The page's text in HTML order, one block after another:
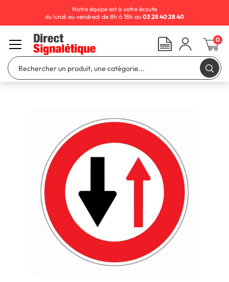
Notre équipe est à votre écoute
du lundi au vendredi de 8h à 18h au 03 28 40 28 40
0